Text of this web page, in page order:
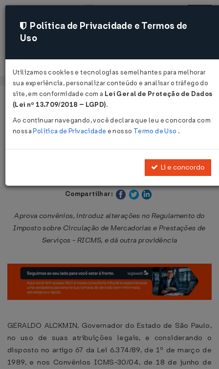
Acessar
Página Inicial Legislações
Decreto nº 48.920 de 02/09/2004
Publicado no DOE - SP em 3 set 2004
Compartilhar:
Aprova convênios, introduz alterações no Regulamento do
Imposto sobre Circulação de Mercadorias e Prestações de
Serviços - RICMS, e dá outra providência
GERALDO ALCKMIN, Governador do Estado de São Paulo,
no uso de suas atribuições legais, e considerando o
disposto no artigo 67 da Lei 6.374/89, de 1º de março de
1989, e nos Convênios ICMS-30/04, de 18 de junho de
Política de Privacidade e Termos de
Uso
Utilizamos cookies e tecnologias semelhantes para melhorar
sua experiência, personalizar conteúdo e analisar o tráfego do
site, em conformidade com a Lei Geral de Proteção de Dados
(Lei nº 13.709/2018 – LGPD).
Ao continuar navegando, você declara que leu e concorda com
nossaPolítica de Privacidade e nosso Termo de Uso .
Li e concordo